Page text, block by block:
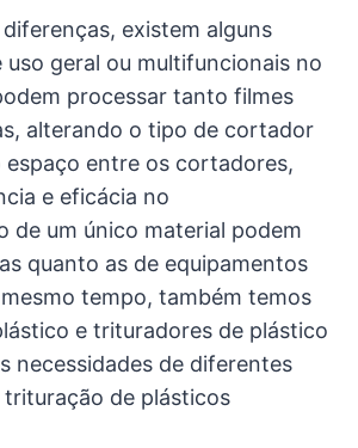
existem alguns
geral ou multifuncionais no
processar tanto filmes
alterando o tipo de cortador
espaço entre os cortadores,
e eficácia no
de um único material podem
quanto as de equipamentos
tempo, também temos
e trituradores de plástico
necessidades de diferentes
trituração de plásticos